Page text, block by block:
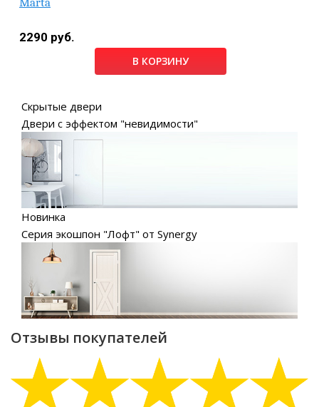
2290 руб.
В КОРЗИНУ
Скрытые двери
Двери с эффектом "невидимости"
Новинка
Серия экошпон "Лофт" от Synergy
Отзывы покупателей